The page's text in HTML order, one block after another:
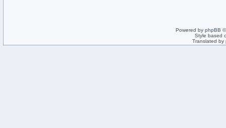
Powered by phpBB
Style based
Translated by